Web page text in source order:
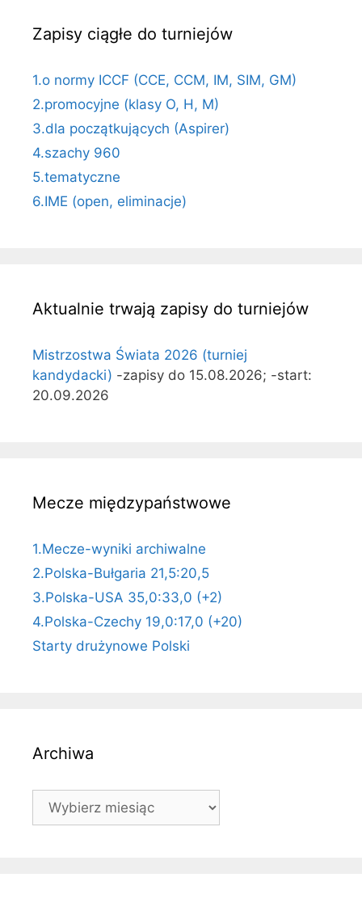
Zapisy ciągłe do turniejów
1.o normy ICCF (CCE, CCM, IM, SIM, GM)
2.promocyjne (klasy O, H, M)
3.dla początkujących (Aspirer)
4.szachy 960
5.tematyczne
6.IME (open, eliminacje)
Aktualnie trwają zapisy do turniejów
Mistrzostwa Świata 2026 (turniej
kandydacki) -zapisy do 15.08.2026; -start:
20.09.2026
Mecze międzypaństwowe
1.Mecze-wyniki archiwalne
2.Polska-Bułgaria 21,5:20,5
3.Polska-USA 35,0:33,0 (+2)
4.Polska-Czechy 19,0:17,0 (+20)
Starty drużynowe Polski
Archiwa
Archiwa